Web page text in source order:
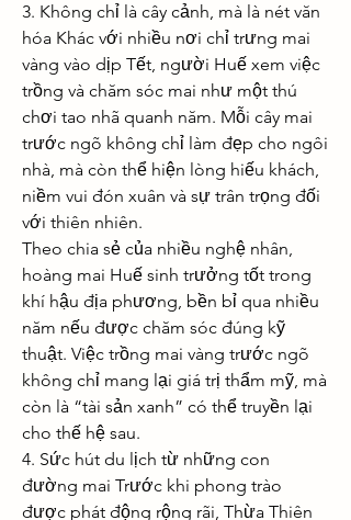
3. Không chỉ là cây cảnh, mà là nét văn
hóa Khác với nhiều nơi chỉ trưng mai
vàng vào dịp Tết, người Huế xem việc
trồng và chăm sóc mai như một thú
chơi tao nhã quanh năm. Mỗi cây mai
trước ngõ không chỉ làm đẹp cho ngôi
nhà, mà còn thể hiện lòng hiếu khách,
niềm vui đón xuân và sự trân trọng đối
với thiên nhiên.
Theo chia sẻ của nhiều nghệ nhân,
hoàng mai Huế sinh trưởng tốt trong
khí hậu địa phương, bền bỉ qua nhiều
năm nếu được chăm sóc đúng kỹ
thuật. Việc trồng mai vàng trước ngõ
không chỉ mang lại giá trị thẩm mỹ, mà
còn là “tài sản xanh” có thể truyền lại
cho thế hệ sau.
4. Sức hút du lịch từ những con
đường mai Trước khi phong trào
được phát động rộng rãi, Thừa Thiên